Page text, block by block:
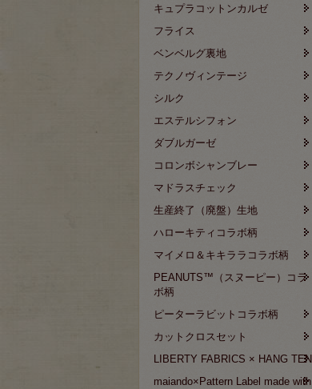
キュプラコットンカルゼ
フライス
ベンベルグ裏地
テクノヴィンテージ
シルク
エステルシフォン
ダブルガーゼ
コロンボシャンブレー
マドラスチェック
生産終了（廃盤）生地
ハローキティコラボ柄
マイメロ＆キキララコラボ柄
PEANUTS™（スヌーピー）コラ
ボ柄
ピーターラビットコラボ柄
カットクロスセット
LIBERTY FABRICS × HANG TEN
maiando×Pattern Label made with